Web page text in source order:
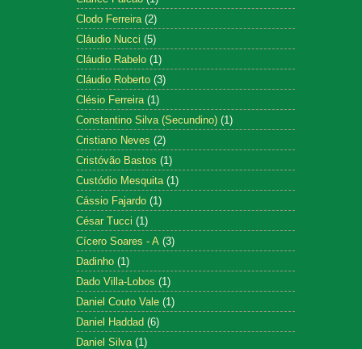
Clodo Ferreira (2)
Cláudio Nucci (5)
Cláudio Rabelo (1)
Cláudio Roberto (3)
Clésio Ferreira (1)
Constantino Silva (Secundino) (1)
Cristiano Neves (2)
Cristóvão Bastos (1)
Custódio Mesquita (1)
Cássio Fajardo (1)
César Tucci (1)
Cícero Soares - A (3)
Dadinho (1)
Dado Villa-Lobos (1)
Daniel Couto Vale (1)
Daniel Haddad (6)
Daniel Silva (1)